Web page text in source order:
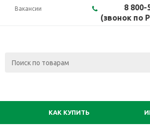
Вакансии
8 800-
(звонок по
КАК КУПИТЬ